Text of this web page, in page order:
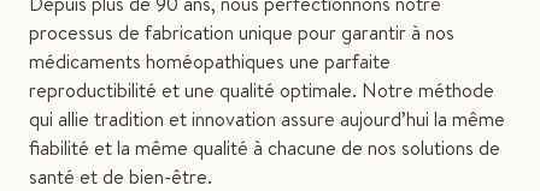
processus de fabrication unique pour garantir à nos
médicaments homéopathiques une parfaite
reproductibilité et une qualité optimale. Notre méthode
qui allie tradition et innovation assure aujourd’hui la même
fiabilité et la même qualité à chacune de nos solutions de
santé et de bien-être.